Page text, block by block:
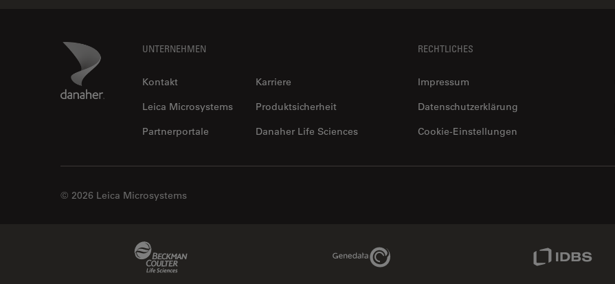
F-Techniques
Färbung
FLIM
(Fluoreszenzlebensdauer-
Imaging-Mikroskopie)
Fluorophore
Fortgeschrittene Bildgebung
Danaher Logo UNTERNEHMEN
Kontakt
Karriere
Leica Microsystems
Produktsicherheit
Partnerportale
Danaher Life Sciences
RECHTLICHES
Impressum
Datenschutzerklärung
Cookie-Einstellungen
© 2026 Leica Microsystems
Genedata Link